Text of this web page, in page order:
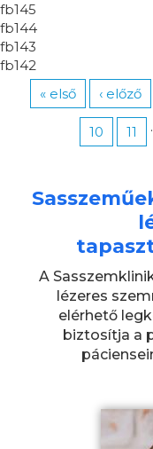
fb145
fb144
fb143
fb142
« első
‹ előző
10 11
A
lézeres
elérhető
biztosítja a